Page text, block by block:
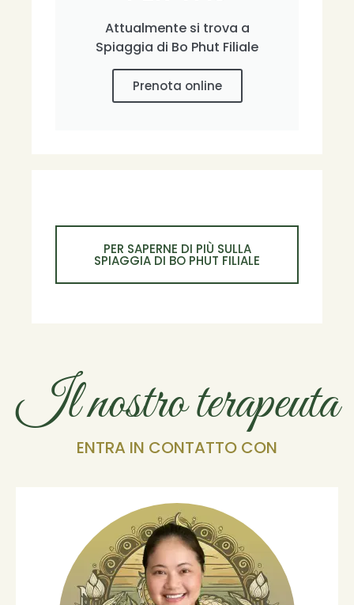
Attualmente si trova a
Spiaggia di Bo Phut Filiale
Prenota online
PER SAPERNE DI PIÙ SULLA
SPIAGGIA DI BO PHUT FILIALE
Il nostro terapeuta
ENTRA IN CONTATTO CON